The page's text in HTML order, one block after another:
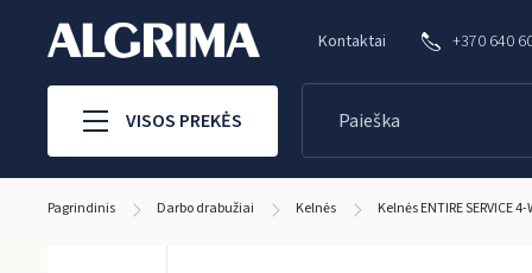
Kontaktai +370 640
VISOS PREKĖS
Pagrindinis Darbo drabužiai Kelnės Kelnės ENTIRE SERVICE